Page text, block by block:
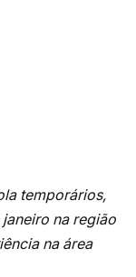
temporários,
na região
na área